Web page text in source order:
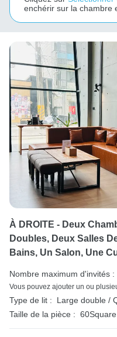
enchérir sur la chambre
À DROITE - Deux
Doubles, Deux Salles
Bains, Un Salon, Une
Nombre maximum d'invités :
Vous pouvez ajouter un ou
Type de lit : Large double /
Taille de la pièce :